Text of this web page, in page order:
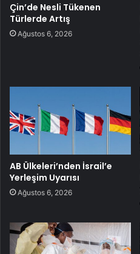
Çin’de Nesli Tükenen
Türlerde Artış
Ağustos 6, 2026
AB Ülkeleri’nden İsrail’e
Yerleşim Uyarısı
Ağustos 6, 2026